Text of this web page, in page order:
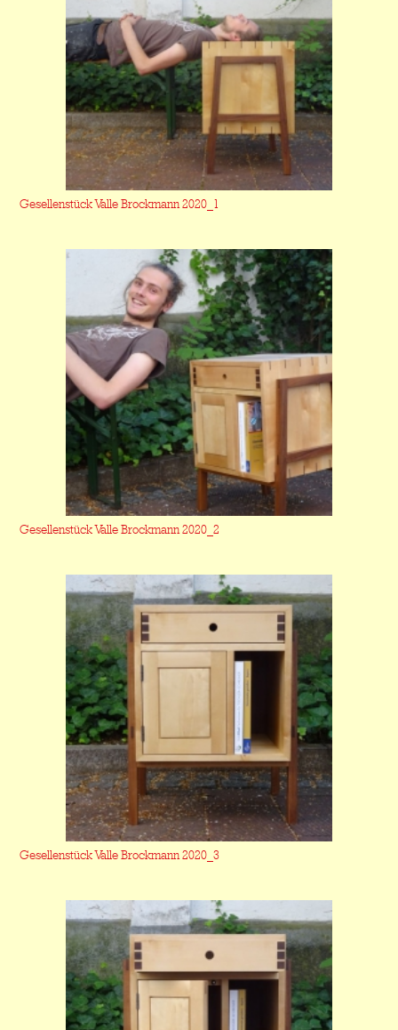
Gesellenstück Valle Brockmann 2020_1
Gesellenstück Valle Brockmann 2020_2
Gesellenstück Valle Brockmann 2020_3